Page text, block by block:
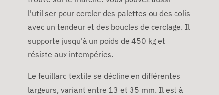
l'utiliser pour cercler des palettes ou des colis
avec un tendeur et des boucles de cerclage. Il
supporte jusqu'à un poids de 450 kg et
résiste aux intempéries.
Le feuillard textile se décline en différentes
largeurs, variant entre 13 et 35 mm. Il est à